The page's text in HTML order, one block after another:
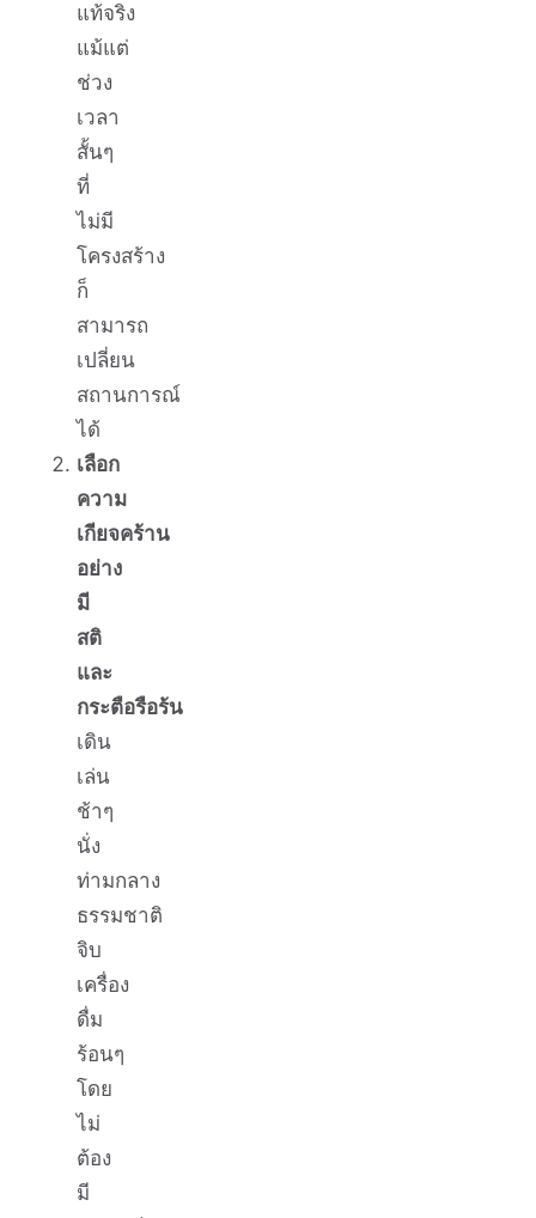
แท้จริง
แม้แต่
ช่วง
เวลา
สั้นๆ
ที่
ไม่มี
โครงสร้าง
ก็
สามารถ
เปลี่ยน
สถานการณ์
ได้
เลือก
ความ
เกียจคร้าน
อย่าง
มี
สติ
และ
กระตือรือร้น
เดิน
เล่น
ช้าๆ
นั่ง
ท่ามกลาง
ธรรมชาติ
จิบ
เครื่อง
ดื่ม
ร้อนๆ
โดย
ไม่
ต้อง
มี